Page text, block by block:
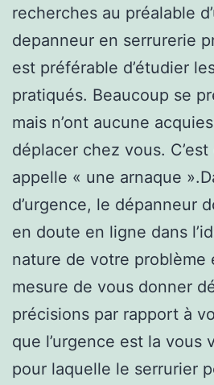
recherches au préalable
depanneur en serrurerie
est préférable d’étudier
pratiqués. Beaucoup se
mais n’ont aucune
déplacer chez vous. C’est
appelle « une arnaque
d’urgence, le dépanneur
en doute en ligne dans
nature de votre problème
mesure de vous donner
précisions par rapport à
que l’urgence est la vous
pour laquelle le serrurier